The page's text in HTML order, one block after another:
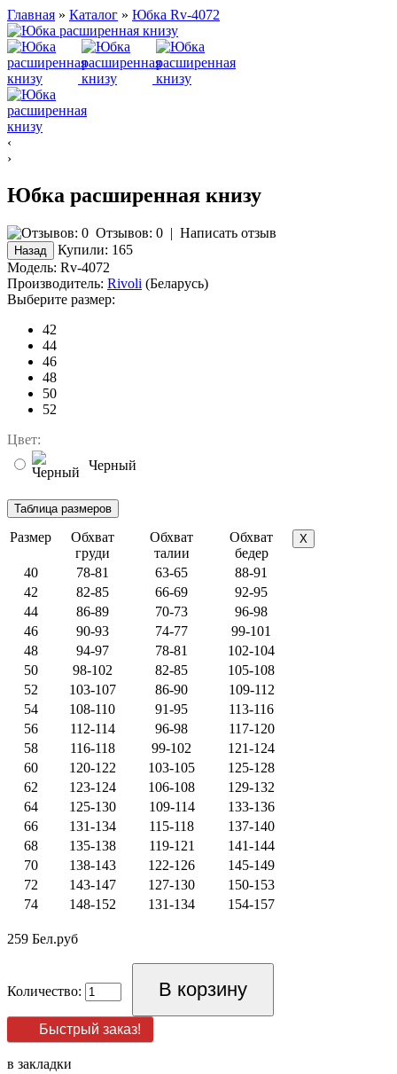
Главная » Каталог » Юбка Rv-4072
‹
›
Юбка расширенная книзу
Отзывов: 0 | Написать отзыв
Купили: 165
Модель: Rv-4072
Производитель: Rivoli (Беларусь)
Выберите размер:
42
44
46
48
50
52
Цвет:
Черный
Размер
Обхват
груди
Обхват
талии
Обхват
бедер
X
40 78-81 63-65
88-91
42
82-85 66-69
92-95
44
86-89 70-73
96-98
46
90-93 74-77
99-101
48
94-97 78-81
102-104
50
98-102 82-85
105-108
52
103-107 86-90
109-112
54
108-110 91-95
113-116
56
112-114 96-98
117-120
58
116-118 99-102
121-124
60
120-122 103-105
125-128
62
123-124 106-108
129-132
64
125-130 109-114
133-136
66
131-134 115-118
137-140
68
135-138 119-121
141-144
70
138-143 122-126
145-149
72
143-147 127-130
150-153
74
148-152 131-134 154-157
259 Бел.руб
Количество:
Быстрый заказ!
в закладки